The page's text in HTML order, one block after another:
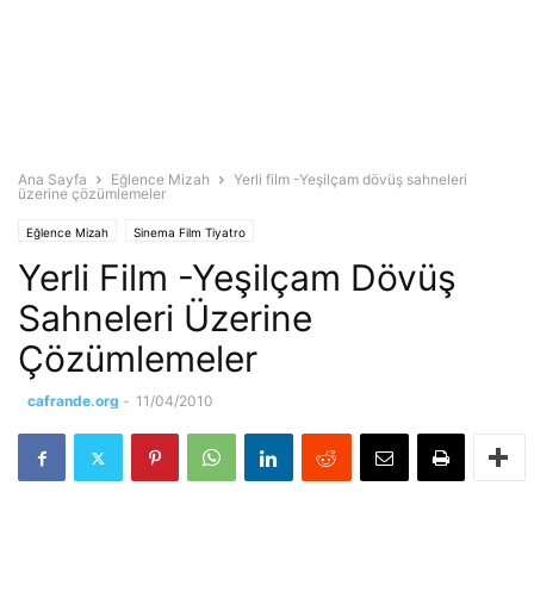
Ana Sayfa Eğlence Mizah
Yerli film -Yeşilçam dövüş sahneleri
üzerine çözümlemeler
Eğlence Mizah Sinema Film Tiyatro
Yerli Film -Yeşilçam Dövüş
Sahneleri Üzerine
Çözümlemeler
cafrande.org - 11/04/2010